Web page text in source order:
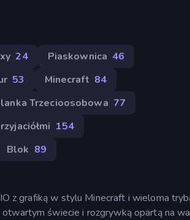
24 Piaskownica 46
53 Minecraft 84
Trzecioosobowa 77
154
Blok 89
z grafiką w stylu Minecraft i wieloma
świecie i rozgrywką opartą na